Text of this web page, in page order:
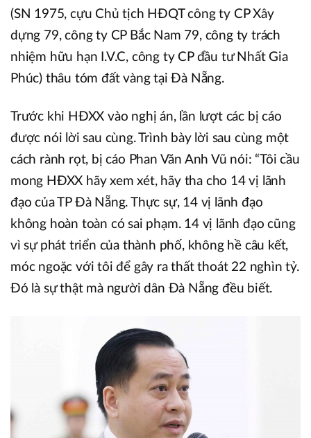
(SN 1975, cựu Chủ tịch HĐQT công ty CP Xây
dựng 79, công ty CP Bắc Nam 79, công ty trách
nhiệm hữu hạn I.V.C, công ty CP đầu tư Nhất Gia
Phúc) thâu tóm đất vàng tại Đà Nẵng.
Trước khi HĐXX vào nghị án, lần lượt các bị cáo
được nói lời sau cùng. Trình bày lời sau cùng một
cách rành rọt, bị cáo Phan Văn Anh Vũ nói: “Tôi cầu
mong HĐXX hãy xem xét, hãy tha cho 14 vị lãnh
đạo của TP Đà Nẵng. Thực sự, 14 vị lãnh đạo
không hoàn toàn có sai phạm. 14 vị lãnh đạo cũng
vì sự phát triển của thành phố, không hề câu kết,
móc ngoặc với tôi để gây ra thất thoát 22 nghìn tỷ.
Đó là sự thật mà người dân Đà Nẵng đều biết.